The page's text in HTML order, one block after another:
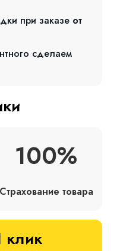
при заказе от
сделаем
100%
Страхование товара
клик